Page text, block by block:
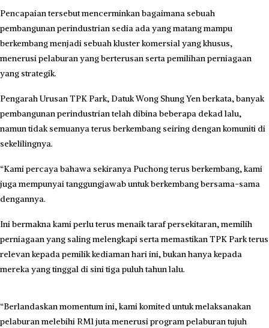
Pencapaian tersebut mencerminkan bagaimana sebuah
pembangunan perindustrian sedia ada yang matang mampu
berkembang menjadi sebuah kluster komersial yang khusus,
menerusi pelaburan yang berterusan serta pemilihan perniagaan
yang strategik.
Pengarah Urusan TPK Park, Datuk Wong Shung Yenberkata, banyak
pembangunan perindustrian telah dibina beberapa dekad lalu,
namun tidak semuanya terus berkembang seiring dengan komuniti di
sekelilingnya.
“Kami percaya bahawa sekiranya Puchong terus berkembang, kami
juga mempunyai tanggungjawab untuk berkembang bersama-sama
dengannya.
Ini bermakna kami perlu terus menaik taraf persekitaran, memilih
perniagaan yang saling melengkapi serta memastikan TPK Park terus
relevan kepada pemilik kediaman hari ini, bukan hanya kepada
mereka yang tinggal di sini tiga puluh tahun lalu.
“Berlandaskan momentum ini, kami komited untuk melaksanakan
pelaburan melebihi RM1 juta menerusi program pelaburan tujuh